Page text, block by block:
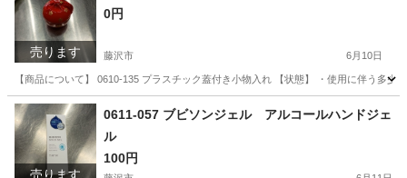
売ります
0円
藤沢市 6月10日
【商品について】 0610-135 プラスチック蓋付き小物入れ 【状態】 ・使用に伴う多
神奈川 藤沢市 インテリア雑貨/小物
売ります
0611-057 ブビソンジェル アルコールハンドジェ
ル
100円